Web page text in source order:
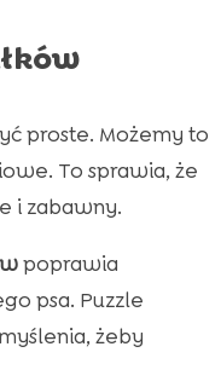
proste. Możemy to
To sprawia, że
i zabawny.
poprawia
psa. Puzzle
żeby